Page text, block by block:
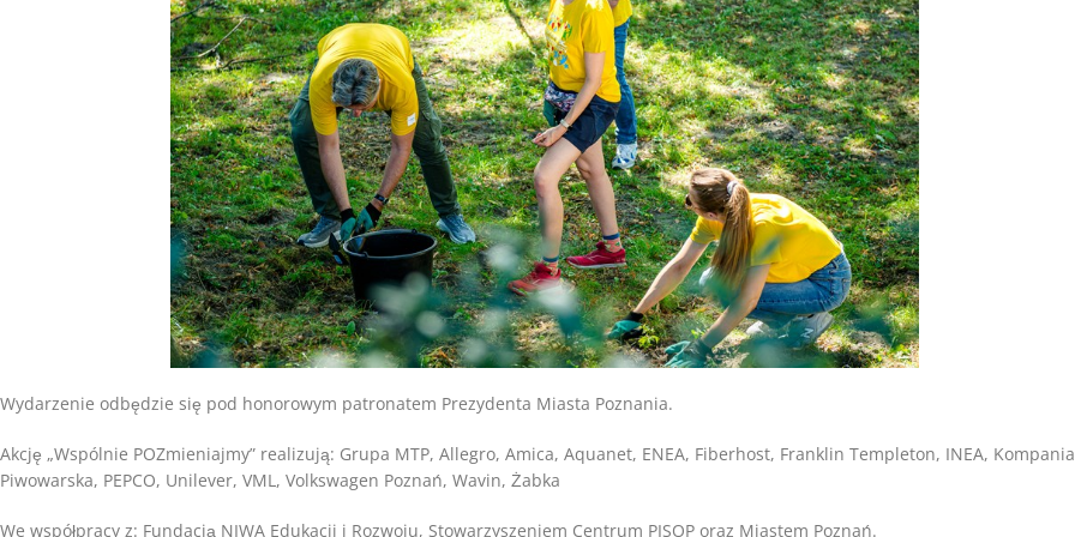
Wydarzenie odbędzie się pod honorowym patronatem Prezydenta Miasta Poznania.
Akcję „Wspólnie POZmieniajmy” realizują: Grupa MTP, Allegro, Amica, Aquanet, ENEA, Fiberhost, Franklin Templeton, INEA, Kompania
Piwowarska, PEPCO, Unilever, VML, Volkswagen Poznań, Wavin, Żabka
We współpracy z: Fundacją NIWA Edukacji i Rozwoju, Stowarzyszeniem Centrum PISOP oraz Miastem Poznań.